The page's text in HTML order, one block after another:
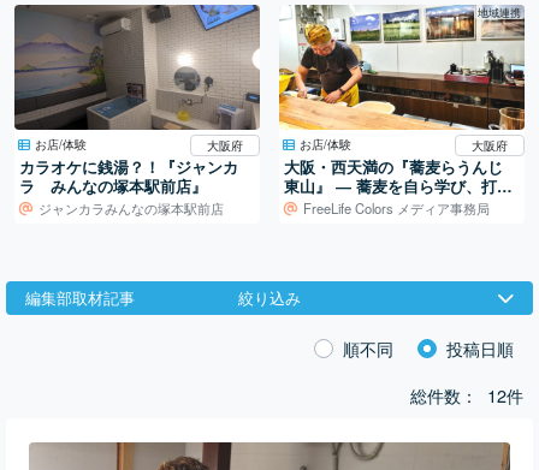
お店/体験 大阪府
カラオケに銭湯？！『ジャンカ
ラ みんなの塚本駅前店』
ジャンカラみんなの塚本駅前店
地域連携
お店/体験 大阪府
大阪・西天満の『蕎麦らうんじ
東山』 ― 蕎麦を自ら学び、打ち
続ける日常
FreeLife Colors メディア事務局
編集部取材記事 絞り込み
順不同
投稿日順
総件数：
12件